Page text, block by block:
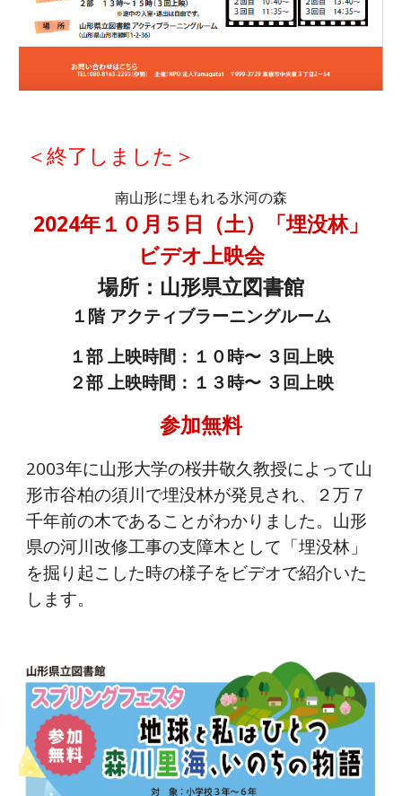
＜終了しました＞
南山形に埋もれる氷河の森
2024年１０月５日（土）「埋没林」
ビデオ上映会
場所：山形県立図書館
１階 アクティブラーニングルーム
１部 上映時間：１０時〜 ３回上映
２部 上映時間：１３時〜 ３回上映
参加無料
2003年に山形大学の桜井敬久教授によって山
形市谷柏の須川で埋没林が発見され、２万７
千年前の木であることがわかりました。山形
県の河川改修工事の支障木として「埋没林」
を掘り起こした時の様子をビデオで紹介いた
します。